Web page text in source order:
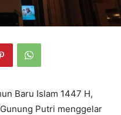
Baru Islam 1447 H,
Putri menggelar